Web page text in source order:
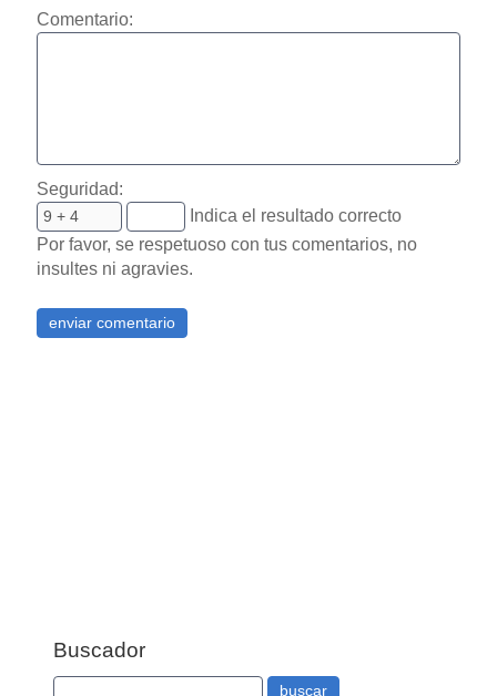
Comentario:
Seguridad:
Indica el resultado correcto
Por favor, se respetuoso con tus comentarios, no
insultes ni agravies.
Buscador